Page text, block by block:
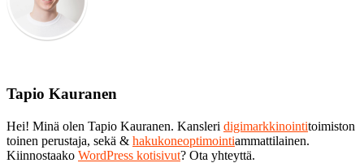
Tapio Kauranen
Hei! Minä olen Tapio Kauranen. Kansleri digimarkkinointitoimiston
toinen perustaja, sekä & hakukoneoptimointiammattilainen.
Kiinnostaako WordPress kotisivut? Ota yhteyttä.